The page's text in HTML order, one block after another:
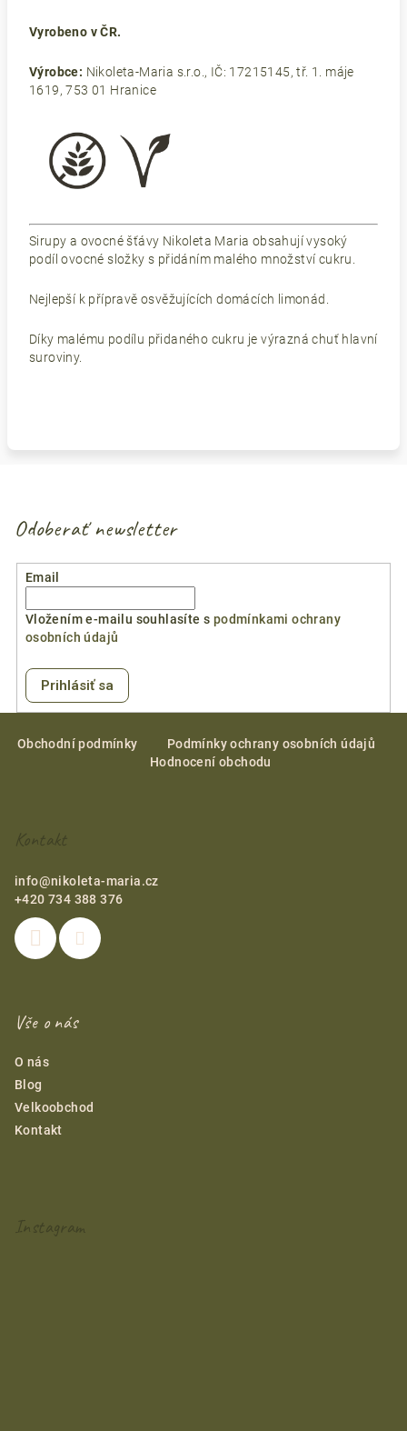
Vyrobeno v ČR.
Výrobce: Nikoleta-Maria s.r.o., IČ: 17215145, tř. 1. máje
1619, 753 01 Hranice
Sirupy a ovocné šťávy Nikoleta Maria obsahují vysoký
podíl ovocné složky s přidáním malého množství cukru.
Nejlepší k přípravě osvěžujících domácích limonád.
Díky malému podílu přidaného cukru je výrazná chuť hlavní
suroviny.
Odoberať newsletter
Email
Vložením e-mailu souhlasíte s podmínkami ochrany
osobních údajů
Prihlásiť sa
Obchodní podmínky
Podmínky ochrany osobních údajů
Hodnocení obchodu
Kontakt
info@nikoleta-maria.cz
+420 734 388 376
Vše o nás
O nás
Blog
Velkoobchod
Kontakt
Instagram